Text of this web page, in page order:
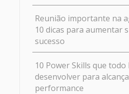
Reunião importante na
10 dicas para aumentar
sucesso
10 Power Skills que
desenvolver para
performance